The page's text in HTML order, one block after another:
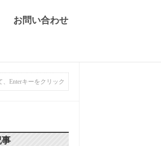
お問い合わせ